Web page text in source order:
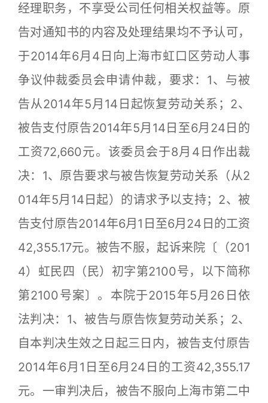
经理职务，不享受公司任何相关权益等。原
告对通知书的内容及处理结果均不予认可，
于2014年6月4日向上海市虹口区劳动人事
争议仲裁委员会申请仲裁，要求：1、与被
告从2014年5月14日起恢复劳动关系；2、
被告支付原告2014年5月14日至6月24日的
工资72,660元。该委员会于8月4日作出裁
决：1、原告要求与被告恢复劳动关系（从2
014年5月14日起）的请求予以支持；2、被
告支付原告2014年6月1日至6月24日的工资
42,355.17元。被告不服，起诉来院〔（201
4）虹民四（民）初字第2100号，以下简称
第2100号案〕。本院于2015年5月26日依
法判决：1、被告与原告恢复劳动关系；2、
自本判决生效之日起三日内，被告支付原告
2014年6月1日至6月24日的工资42,355.17
元。一审判决后，被告不服向上海市第二中